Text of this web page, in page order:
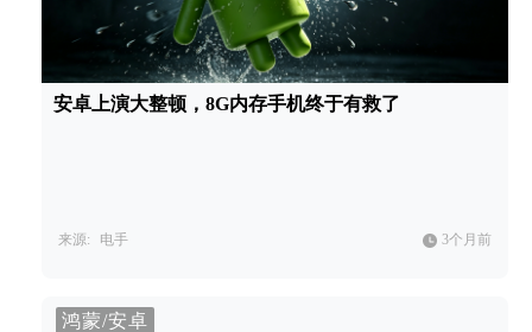
安卓上演大整顿，8G内存手机终于有救了
来源: 电手 3个月前
鸿蒙/安卓